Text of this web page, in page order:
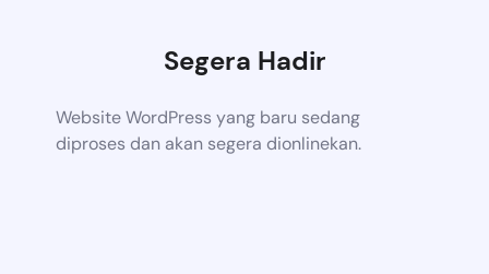
Segera Hadir
Website WordPress yang baru sedang
diproses dan akan segera dionlinekan.